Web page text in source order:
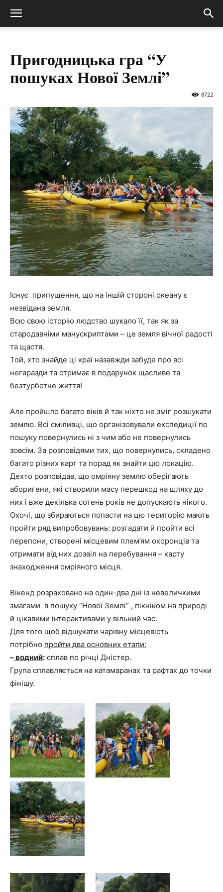
Пригодницька гра “У
пошуках Нової Землі”
8722
Існує припущення, що на іншій стороні океану є
незвідана земля.
Всю свою історію людство шукало її, так як за
стародавніми манускриптами – це земля вічної радості
та щастя.
Той, хто знайде ці краї назавжди забуде про всі
негаразди та отримає в подарунок щасливе та
безтурботне життя!
Але пройшло багато віків й так ніхто не зміг розшукати
землю. Всі сміливці, що організовували експедиції по
пошуку повернулись ні з чим або не повернулись
зовсім. За розповідями тих, що повернулись, складено
багато різних карт та порад як знайти цю локацію.
Дехто розповідав, що омріяну землю оберігають
аборигени, які створили масу перешкод на шляху до
них і вже декілька сотень років не допускають нікого.
Охочі, що збираються попасти на цю територію мають
пройти ряд випробовувань: розгадати й пройти всі
перепони, створені місцевим плем’ям охоронців та
отримати від них дозвіл на перебування – карту
знаходження омріяного місця.
Вікенд розраховано на один-два дні із невеличкими
змагами в пошуку “Нової Землі” , пікніком на природі
й цікавими інтерактивами у вільний час.
Для того щоб відшукати чарівну місцевість
потрібно пройти два основних етапи:
–водний: сплав по річці Дністер.
Група сплавляється на катамаранах та рафтах до точки
фінішу.